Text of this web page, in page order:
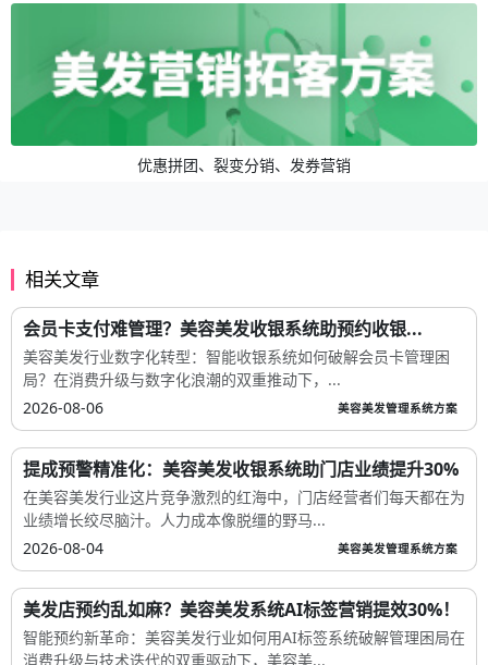
优惠拼团、裂变分销、发券营销
相关文章
会员卡支付难管理？美容美发收银系统助预约收银...
美容美发行业数字化转型：智能收银系统如何破解会员卡管理困
局？在消费升级与数字化浪潮的双重推动下，...
2026-08-06
美容美发管理系统方案
提成预警精准化：美容美发收银系统助门店业绩提升30%
在美容美发行业这片竞争激烈的红海中，门店经营者们每天都在为
业绩增长绞尽脑汁。人力成本像脱缰的野马...
2026-08-04
美容美发管理系统方案
美发店预约乱如麻？美容美发系统AI标签营销提效30%！
智能预约新革命：美容美发行业如何用AI标签系统破解管理困局在
消费升级与技术迭代的双重驱动下，美容美...